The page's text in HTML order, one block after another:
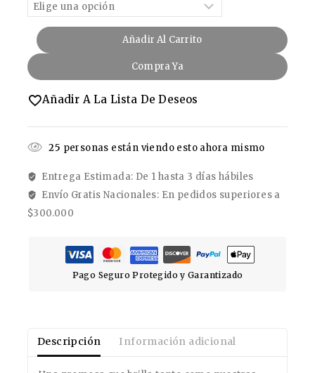
Añadir Al Carrito
Compra Ya
Añadir A La Lista De Deseos
25 personas están viendo esto ahora mismo
Entrega Estimada: De 1 hasta 3 días hábiles
Envío Gratis Nacionales: En pedidos superiores a
$300.000
Pago Seguro Protegido y Garantizado
Descripción Información adicional